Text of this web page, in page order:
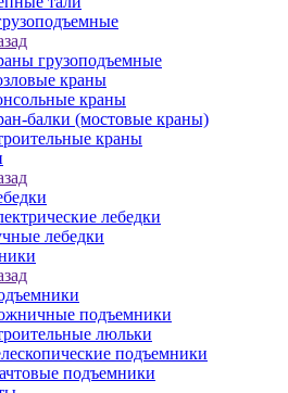
грузоподъемные
краны
краны
балки (мостовые краны)
краны
лебедки
лебедки
подъемники
люльки
подъемники
подъемники